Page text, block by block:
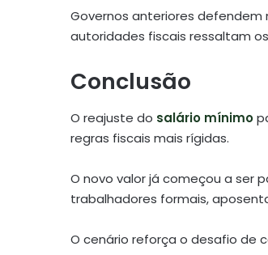
Governos anteriores
autoridades fiscais ressaltam
Conclusão
O reajuste do salário mínimo
regras fiscais mais rígidas.
O novo valor já começou a ser
trabalhadores formais,
O cenário reforça o desafio de